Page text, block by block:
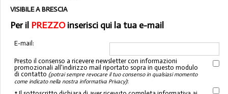
VISIBILE A BRESCIA
Per il PREZZOinserisci qui la tua e-mail
E-mail:
Presto il consenso a ricevere newsletter con informazioni
promozionali all'indirizzo mail riportato sopra in questo modulo
di contatto (potrai sempre revocare il tuo consenso in qualsiasi momento
come indicato nella nostra informativa Privacy):